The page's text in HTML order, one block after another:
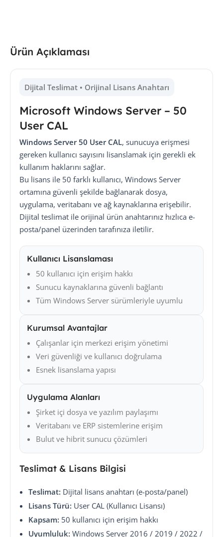
Ürün Açıklaması
Dijital Teslimat • Orijinal Lisans Anahtarı
Microsoft Windows Server – 50
User CAL
Windows Server 50 User CAL, sunucuya erişmesi
gereken kullanıcı sayısını lisanslamak için gerekli ek
kullanım haklarını sağlar.
Bu lisans ile 50 farklı kullanıcı, Windows Server
ortamına güvenli şekilde bağlanarak dosya,
uygulama, veritabanı ve ağ kaynaklarına erişebilir.
Dijital teslimat ile orijinal ürün anahtarınız hızlıca e-
posta/panel üzerinden tarafınıza iletilir.
Kullanıcı Lisanslaması
50 kullanıcı için erişim hakkı
Sunucu kaynaklarına güvenli bağlantı
Tüm Windows Server sürümleriyle uyumlu
Kurumsal Avantajlar
Çalışanlar için merkezi erişim yönetimi
Veri güvenliği ve kullanıcı doğrulama
Esnek lisanslama yapısı
Uygulama Alanları
Şirket içi dosya ve yazılım paylaşımı
Veritabanı ve ERP sistemlerine erişim
Bulut ve hibrit sunucu çözümleri
Teslimat & Lisans Bilgisi
Teslimat: Dijital lisans anahtarı (e-posta/panel)
Lisans Türü: User CAL (Kullanıcı Lisansı)
Kapsam: 50 kullanıcı için erişim hakkı
Uyumluluk: Windows Server 2016 / 2019 / 2022 /